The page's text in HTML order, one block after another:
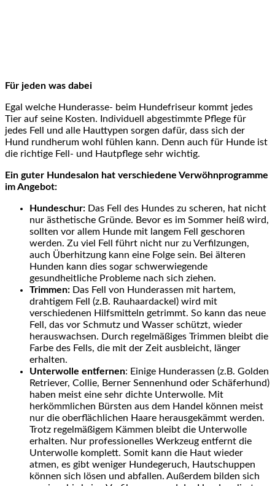
Für jeden was dabei
Egal welche Hunderasse- beim Hundefriseur kommt jedes
Tier auf seine Kosten. Individuell abgestimmte Pflege für
jedes Fell und alle Hauttypen sorgen dafür, dass sich der
Hund rundherum wohl fühlen kann. Denn auch für Hunde ist
die richtige Fell- und Hautpflege sehr wichtig.
Ein guter Hundesalon hat verschiedene Verwöhnprogramme
im Angebot:
Hundeschur: Das Fell des Hundes zu scheren, hat nicht
nur ästhetische Gründe. Bevor es im Sommer heiß wird,
sollten vor allem Hunde mit langem Fell geschoren
werden. Zu viel Fell führt nicht nur zu Verfilzungen,
auch Überhitzung kann eine Folge sein. Bei älteren
Hunden kann dies sogar schwerwiegende
gesundheitliche Probleme nach sich ziehen.
Trimmen: Das Fell von Hunderassen mit hartem,
drahtigem Fell (z.B. Rauhaardackel) wird mit
verschiedenen Hilfsmitteln getrimmt. So kann das neue
Fell, das vor Schmutz und Wasser schützt, wieder
herauswachsen. Durch regelmäßiges Trimmen bleibt die
Farbe des Fells, die mit der Zeit ausbleicht, länger
erhalten.
Unterwolle entfernen: Einige Hunderassen (z.B. Golden
Retriever, Collie, Berner Sennenhund oder Schäferhund)
haben meist eine sehr dichte Unterwolle. Mit
herkömmlichen Bürsten aus dem Handel können meist
nur die oberflächlichen Haare herausgekämmt werden.
Trotz regelmäßigem Kämmen bleibt die Unterwolle
erhalten. Nur professionelles Werkzeug entfernt die
Unterwolle komplett. Somit kann die Haut wieder
atmen, es gibt weniger Hundegeruch, Hautschuppen
können sich lösen und abfallen. Außerdem bilden sich